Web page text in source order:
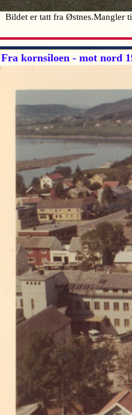
Bildet er tatt fra Østnes.Mangler
Fra kornsiloen - mot nord